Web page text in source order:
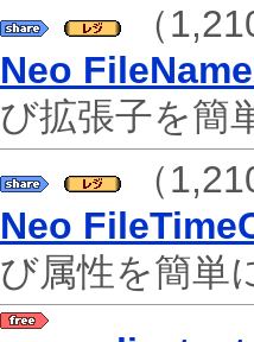
（
Neo
び拡張子を簡
（
Neo
び属性を簡単